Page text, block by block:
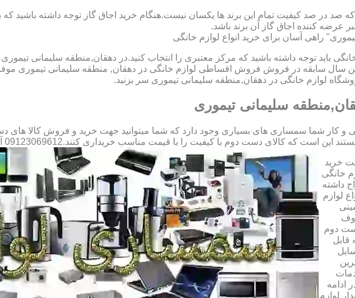
که صد در صد کیفیت تمام این برند ها یکسان نیست.هنگام خرید اجاق گاز توجه داشته باشید که
عرضه کننده اجاق گاز آن برند باشد.
راهی آسان برای خرید انواع لوازم خانگی
باید توجه داشته باشید که مرکز معتبری را انتخاب کنید.در دهقان,منطقه سلیمانی
سال سابقه در فروش فروش اقساطی لوازم خانگی در دهقان, منطقه سلیمانی تیموری
لوازم خانگی در دهقان,منطقه سلیمانی تیموری سر بزنید.
سلیمانی تیموری
و کار شما سمساری های بسیاری وجود دارد که شما میتوانید جهت خرید و فروش کالا های
که کالای دست دوم با کیفیت را با قیمت مناسب خریداری کنند.09123069612 آقای میثم افسری
خرید
خانگی
داشته
لوازم
دوم
قابل
ادامه
در سال 1401 با خریدار لوازم